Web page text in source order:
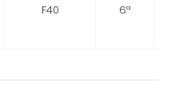
F40 6ª